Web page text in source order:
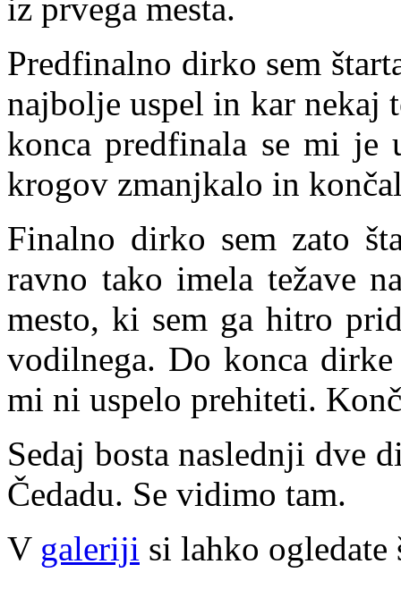
iz prvega mesta.
Predfinalno dirko sem
najbolje uspel in kar nekaj
konca predfinala se mi je
krogov zmanjkalo in
Finalno dirko sem zato
ravno tako imela težave
mesto, ki sem ga hitro
vodilnega. Do konca
mi ni uspelo prehiteti.
Sedaj bosta naslednji
Čedadu. Se vidimo tam.
V galeriji si lahko ogledate